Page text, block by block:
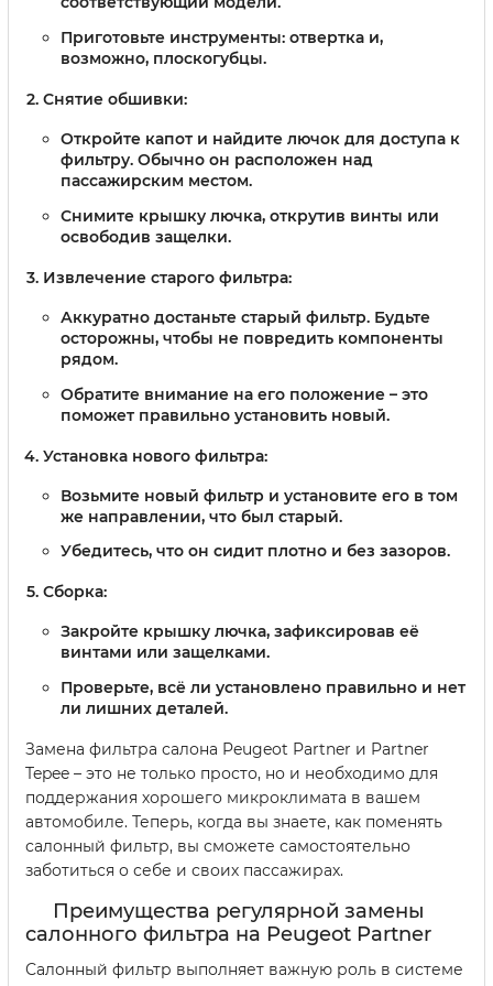
Приготовьте инструменты: отвертка и,
возможно, плоскогубцы.
Снятие обшивки:
Откройте капот и найдите лючок для доступа к
фильтру. Обычно он расположен над
пассажирским местом.
Снимите крышку лючка, открутив винты или
освободив защелки.
Извлечение старого фильтра:
Аккуратно достаньте старый фильтр. Будьте
осторожны, чтобы не повредить компоненты
рядом.
Обратите внимание на его положение – это
поможет правильно установить новый.
Установка нового фильтра:
Возьмите новый фильтр и установите его в том
же направлении, что был старый.
Убедитесь, что он сидит плотно и без зазоров.
Сборка:
Закройте крышку лючка, зафиксировав её
винтами или защелками.
Проверьте, всё ли установлено правильно и нет
ли лишних деталей.
Замена фильтра салона Peugeot Partner и Partner
Tepee – это не только просто, но и необходимо для
поддержания хорошего микроклимата в вашем
автомобиле. Теперь, когда вы знаете, как поменять
салонный фильтр, вы сможете самостоятельно
заботиться о себе и своих пассажирах.
Преимущества регулярной замены
салонного фильтра на Peugeot Partner
Салонный фильтр выполняет важную роль в системе